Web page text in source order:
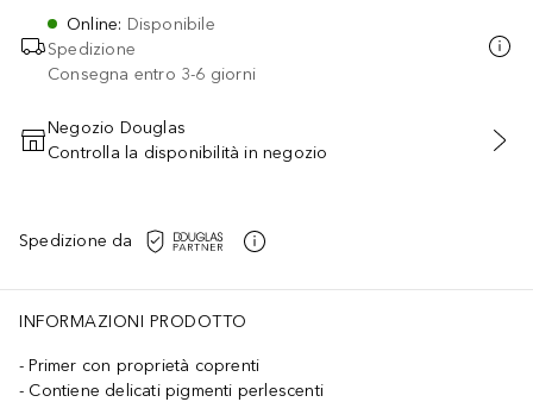
Online: Disponibile
Spedizione
Consegna entro 3-6 giorni
AGGIUNGI AL CARRELLO
Negozio Douglas
Controlla la disponibilità in negozio
Spedizione da
INFORMAZIONI PRODOTTO
Primer con proprietà coprenti
Contiene delicati pigmenti perlescenti